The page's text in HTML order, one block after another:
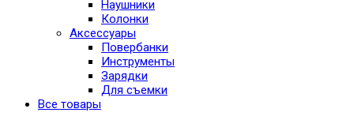
Наушники
Колонки
Аксессуары
Повербанки
Инструменты
Зарядки
Для съемки
Все товары